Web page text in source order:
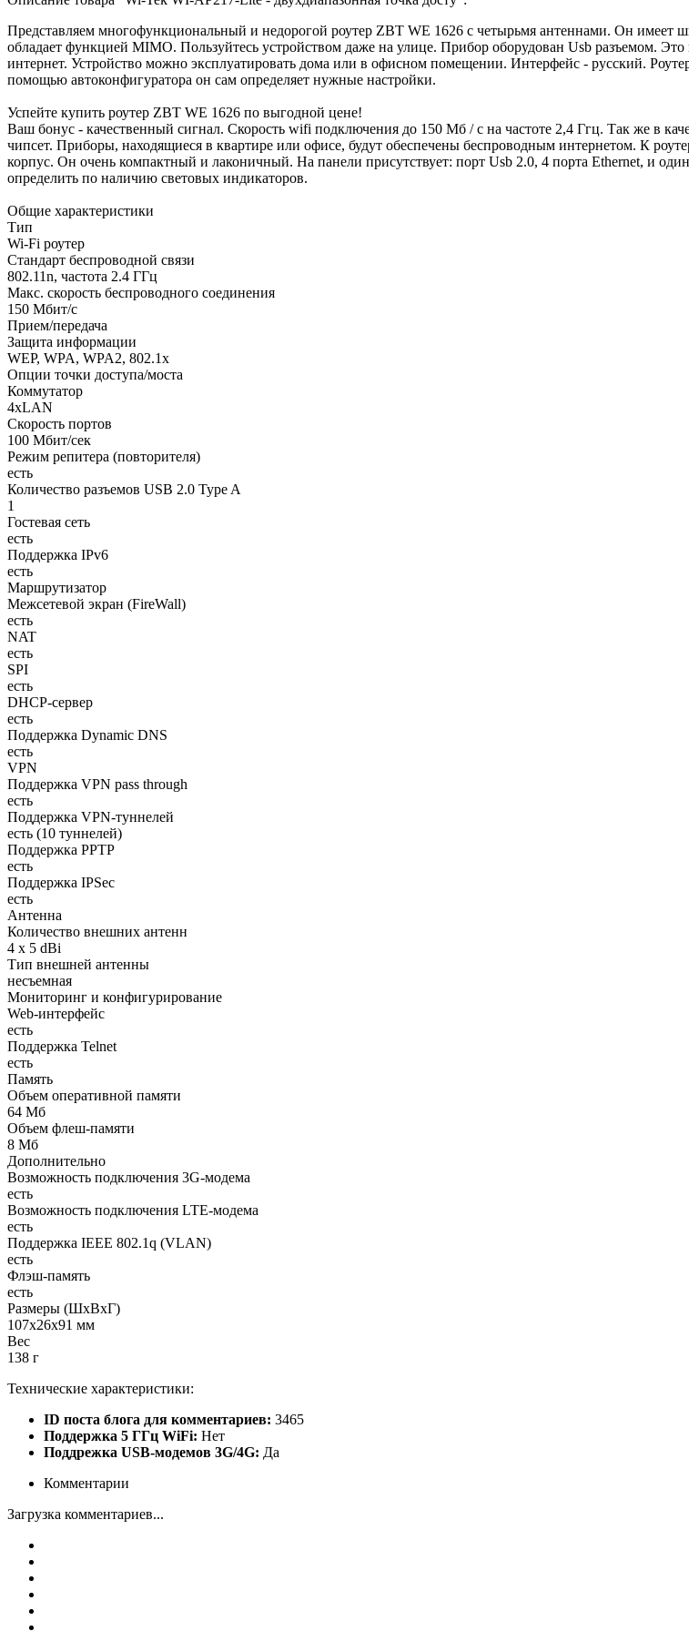
Представляем многофункциональный и недорогой роутер ZBT WE 1626 с четырьмя антеннами. Он
обладает функцией MIMO. Пользуйтесь устройством даже на улице. Прибор оборудован Usb разъемом.
интернет. Устройство можно эксплуатировать дома или в офисном помещении. Интерфейс - русский.
помощью автоконфигуратора он сам определяет нужные настройки.
Успейте купить роутер ZBT WE 1626 по выгодной цене!
Ваш бонус - качественный сигнал. Скорость wifi подключения до 150 Мб / с на частоте 2,4 Ггц. Так же в
чипсет. Приборы, находящиеся в квартире или офисе, будут обеспечены беспроводным интернетом. К
корпус. Он очень компактный и лаконичный. На панели присутствует: порт Usb 2.0, 4 порта Ethernet, и
определить по наличию световых индикаторов.
Общие характеристики
Тип
Wi-Fi роутер
Стандарт беспроводной связи
802.11n, частота 2.4 ГГц
Макс. скорость беспроводного соединения
150 Мбит/с
Прием/передача
Защита информации
WEP, WPA, WPA2, 802.1x
Опции точки доступа/моста
Коммутатор
4xLAN
Скорость портов
100 Мбит/сек
Режим репитера (повторителя)
есть
Количество разъемов USB 2.0 Type A
1
Гостевая сеть
есть
Поддержка IPv6
есть
Маршрутизатор
Межсетевой экран (FireWall)
есть
NAT
есть
SPI
есть
DHCP-сервер
есть
Поддержка Dynamic DNS
есть
VPN
Поддержка VPN pass through
есть
Поддержка VPN-туннелей
есть (10 туннелей)
Поддержка PPTP
есть
Поддержка IPSec
есть
Антенна
Количество внешних антенн
4 x 5 dBi
Тип внешней антенны
несъемная
Мониторинг и конфигурирование
Web-интерфейс
есть
Поддержка Telnet
есть
Память
Объем оперативной памяти
64 Мб
Объем флеш-памяти
8 Мб
Дополнительно
Возможность подключения 3G-модема
есть
Возможность подключения LTE-модема
есть
Поддержка IEEE 802.1q (VLAN)
есть
Флэш-память
есть
Размеры (ШxВxГ)
107x26x91 мм
Вес
138 г
Технические характеристики:
ID поста блога для комментариев: 3465
Поддержка 5 ГГц WiFi: Нет
Поддрежка USB-модемов 3G/4G: Да
Комментарии
Загрузка комментариев...